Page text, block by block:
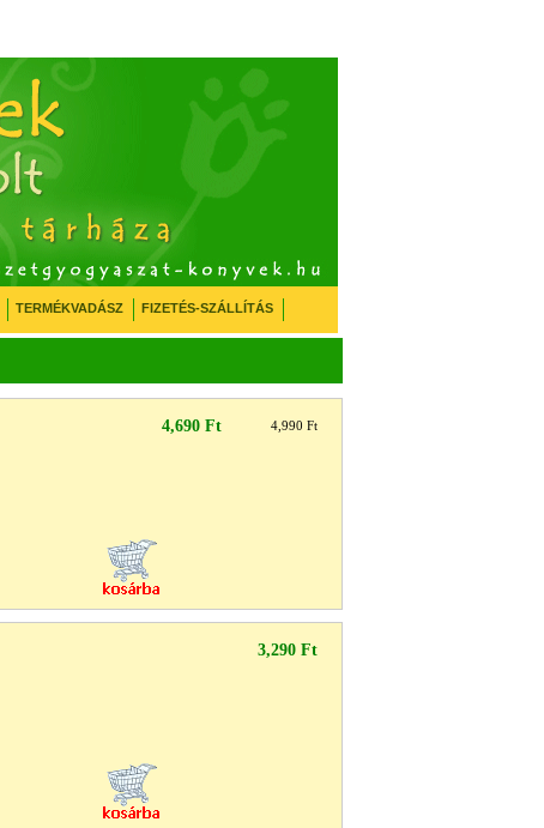
TERMÉKVADÁSZ FIZETÉS-SZÁLLÍTÁS
4,990 Ft
4,690 Ft
3,290 Ft